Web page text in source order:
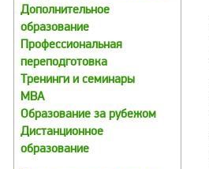
Дополнительное
образование
Профессиональная
переподготовка
Тренинги и семинары
MBA
Образование за рубежом
Дистанционное
образование